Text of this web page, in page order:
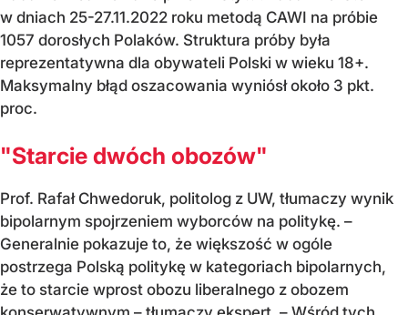
w dniach 25-27.11.2022 roku metodą CAWI na próbie
1057 dorosłych Polaków. Struktura próby była
reprezentatywna dla obywateli Polski w wieku 18+.
Maksymalny błąd oszacowania wyniósł około 3 pkt.
proc.
"Starcie dwóch obozów"
Prof. Rafał Chwedoruk, politolog z UW, tłumaczy wynik
bipolarnym spojrzeniem wyborców na politykę. –
Generalnie pokazuje to, że większość w ogóle
postrzega Polską politykę w kategoriach bipolarnych,
że to starcie wprost obozu liberalnego z obozem